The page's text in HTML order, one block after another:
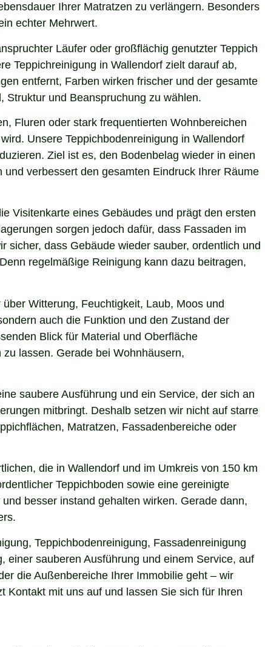
Ihrer Matratzen zu verlängern. Besonders
echter Mehrwert.
Läufer oder großflächig genutzter Teppich
Teppichreinigung in Wallendorf zielt darauf ab,
entfernt, Farben wirken frischer und der gesamte
Struktur und Beanspruchung zu wählen.
Fluren oder stark frequentierten Wohnbereichen
Unsere Teppichbodenreinigung in Wallendorf
Ziel ist es, den Bodenbelag wieder in einen
verbessert den gesamten Eindruck Ihrer Räume
Visitenkarte eines Gebäudes und prägt den ersten
sorgen jedoch dafür, dass Fassaden im
sicher, dass Gebäude wieder sauber, ordentlich und
regelmäßige Reinigung kann dazu beitragen,
Witterung, Feuchtigkeit, Laub, Moos und
auch die Funktion und den Zustand der
Blick für Material und Oberfläche
lassen. Gerade bei Wohnhäusern,
saubere Ausführung und ein Service, der sich an
mitbringt. Deshalb setzen wir nicht auf starre
Matratzen, Fassadenbereiche oder
die in Wallendorf und im Umkreis von 150 km
Teppichboden sowie eine gereinigte
besser instand gehalten wirken. Gerade dann,
Teppichbodenreinigung, Fassadenreinigung
einer sauberen Ausführung und einem Service, auf
die Außenbereiche Ihrer Immobilie geht – wir
Kontakt mit uns auf und lassen Sie sich für Ihren